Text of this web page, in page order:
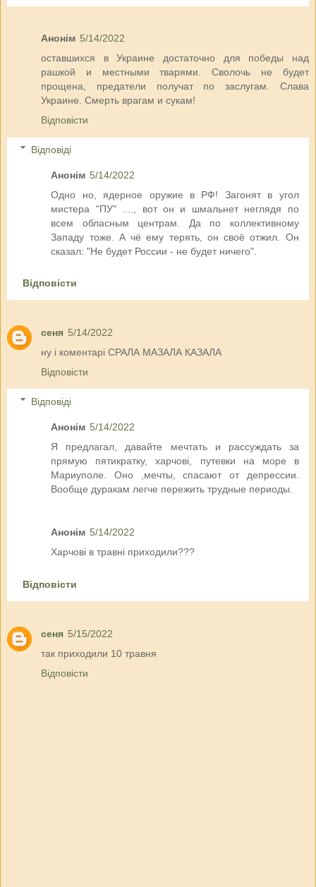
Анонім 5/14/2022
оставшихся в Украине достаточно для победы над
рашкой и местными тварями. Сволочь не будет
прощена, предатели получат по заслугам. Слава
Украине. Смерть врагам и сукам!
Відповісти
Відповіді
Анонім 5/14/2022
Одно но, ядерное оружие в РФ! Загонят в угол
мистера "ПУ" ...., вот он и шмальнет неглядя по
всем обласным центрам. Да по коллективному
Западу тоже. А чё ему терять, он своё отжил. Он
сказал: "Не будет России - не будет ничего".
Відповісти
сеня 5/14/2022
ну і коментарі СРАЛА МАЗАЛА КАЗАЛА
Відповісти
Відповіді
Анонім 5/14/2022
Я предлагал, давайте мечтать и рассуждать за
прямую пятикратку, харчовi, путевки на море в
Мариуполе. Оно ,мечты, спасают от депрессии.
Вообще дуракам легче пережить трудные периоды.
Анонім 5/14/2022
Харчові в травні приходили???
Відповісти
сеня 5/15/2022
так приходили 10 травня
Відповісти